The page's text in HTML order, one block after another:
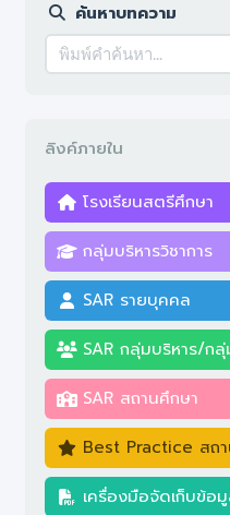
โครงสร้างบริหาร
ประกาศใช้มาตรฐานการศึกษา
ค้นหาบทความ
ลิงค์ภายใน
โรงเรียนสตรีศึกษา
กลุ่มบริหารวิชาการ
SAR รายบุคคล
SAR กลุ่มบริหาร/กลุ่
SAR สถานศึกษา
Best Practice สถ
เครื่องมือจัดเก็บข้อ